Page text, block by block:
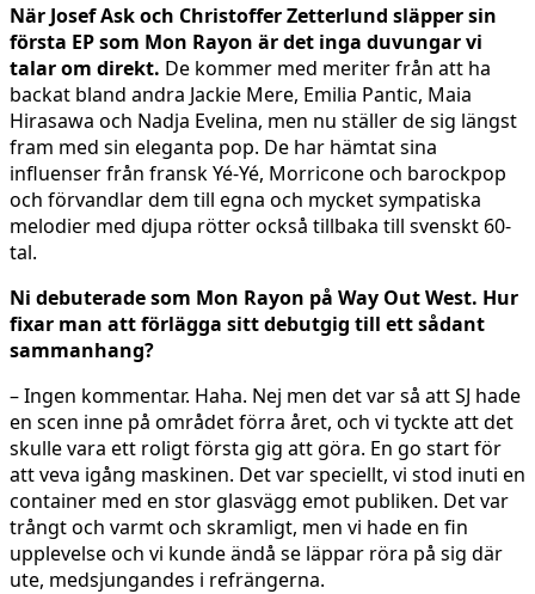
När Josef Ask och Christoffer Zetterlund släpper sin
första EP som Mon Rayon är det inga duvungar vi
talar om direkt. De kommer med meriter från att ha
backat bland andra Jackie Mere, Emilia Pantic, Maia
Hirasawa och Nadja Evelina, men nu ställer de sig längst
fram med sin eleganta pop. De har hämtat sina
influenser från fransk Yé-Yé, Morricone och barockpop
och förvandlar dem till egna och mycket sympatiska
melodier med djupa rötter också tillbaka till svenskt 60-
tal.
Ni debuterade som Mon Rayon på Way Out West. Hur
fixar man att förlägga sitt debutgig till ett sådant
sammanhang?
– Ingen kommentar. Haha. Nej men det var så att SJ hade
en scen inne på området förra året, och vi tyckte att det
skulle vara ett roligt första gig att göra. En go start för
att veva igång maskinen. Det var speciellt, vi stod inuti en
container med en stor glasvägg emot publiken. Det var
trångt och varmt och skramligt, men vi hade en fin
upplevelse och vi kunde ändå se läppar röra på sig där
ute, medsjungandes i refrängerna.